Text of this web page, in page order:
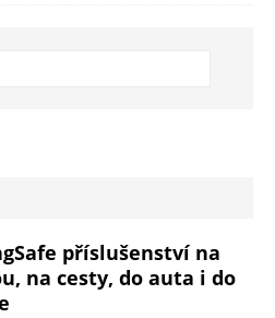
příslušenství na
na cesty, do auta i do